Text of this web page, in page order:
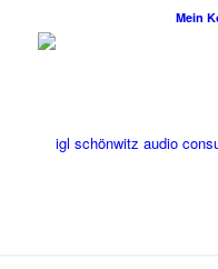
Mein